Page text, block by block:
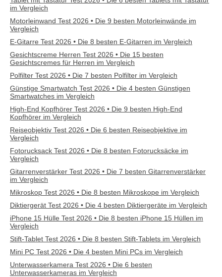
im Vergleich
Motorleinwand Test 2026 • Die 9 besten Motorleinwände im
Vergleich
E-Gitarre Test 2026 • Die 8 besten E-Gitarren im Vergleich
Gesichtscreme Herren Test 2026 • Die 15 besten
Gesichtscremes für Herren im Vergleich
Polfilter Test 2026 • Die 7 besten Polfilter im Vergleich
Günstige Smartwatch Test 2026 • Die 4 besten Günstigen
Smartwatches im Vergleich
High-End Kopfhörer Test 2026 • Die 9 besten High-End
Kopfhörer im Vergleich
Reiseobjektiv Test 2026 • Die 6 besten Reiseobjektive im
Vergleich
Fotorucksack Test 2026 • Die 8 besten Fotorucksäcke im
Vergleich
Gitarrenverstärker Test 2026 • Die 7 besten Gitarrenverstärker
im Vergleich
Mikroskop Test 2026 • Die 8 besten Mikroskope im Vergleich
Diktiergerät Test 2026 • Die 4 besten Diktiergeräte im Vergleich
iPhone 15 Hülle Test 2026 • Die 8 besten iPhone 15 Hüllen im
Vergleich
Stift-Tablet Test 2026 • Die 8 besten Stift-Tablets im Vergleich
Mini PC Test 2026 • Die 4 besten Mini PCs im Vergleich
Unterwasserkamera Test 2026 • Die 6 besten
Unterwasserkameras im Vergleich